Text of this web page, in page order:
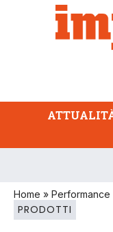
ATTUALITÀ
PROFESSIONE
Home » Performance
PRODOTTI